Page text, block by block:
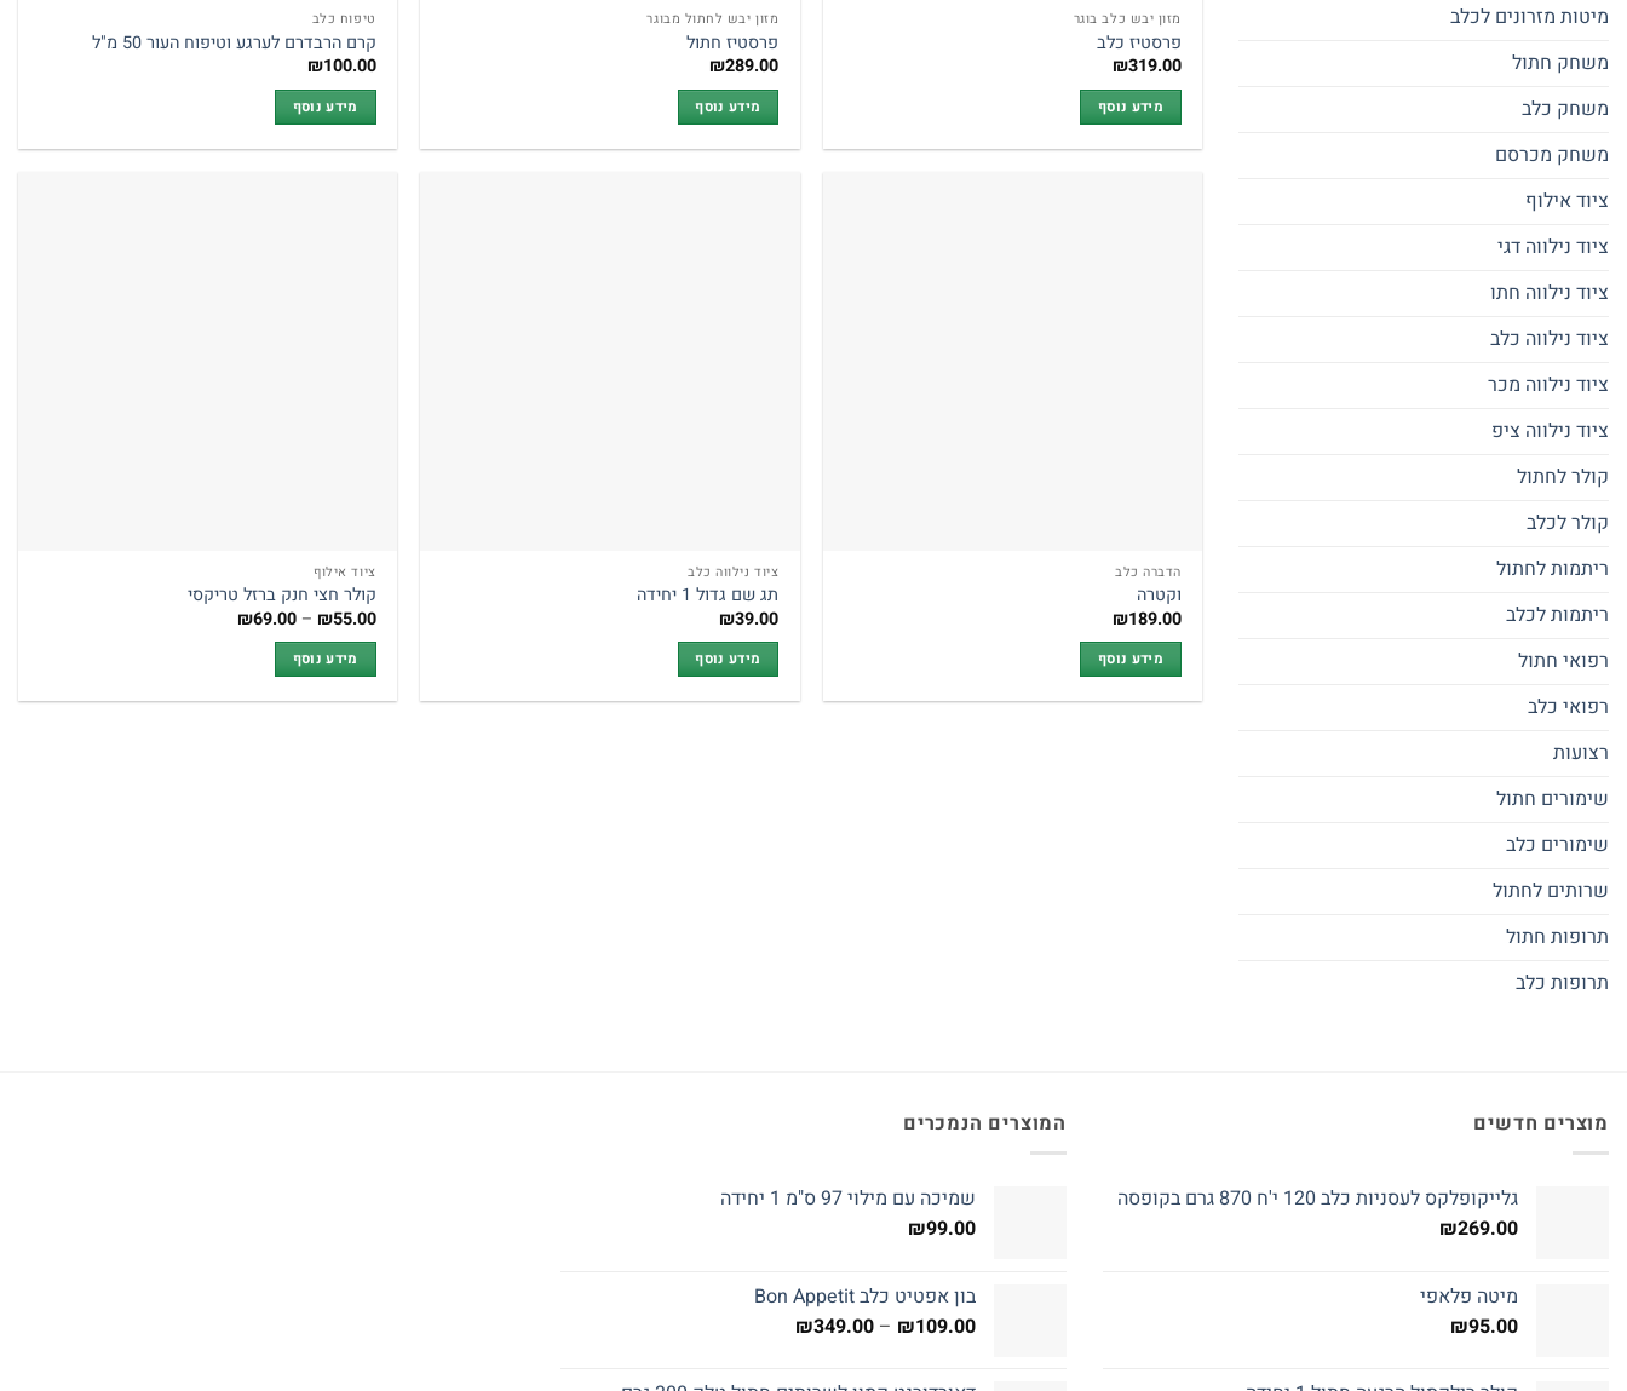
מיטות מזרונים לכלב
משחק חתול
משחק כלב
משחק מכרסם
ציוד אילוף
ציוד נילווה דגי
ציוד נילווה חתו
ציוד נילווה כלב
ציוד נילווה מכר
ציוד נילווה ציפ
קולר לחתול
קולר לכלב
ריתמות לחתול
ריתמות לכלב
רפואי חתול
רפואי כלב
רצועות
שימורים חתול
שימורים כלב
שרותים לחתול
תרופות חתול
תרופות כלב
מזון יבש כלב בוגר
פרסטיז כלב
₪319.00
מידע נוסף
מזון יבש לחתול מבוגר
פרסטיז חתול
₪289.00
מידע נוסף
טיפוח כלב
קרם הרבדרם לערגע וטיפוח העור 50 מ"ל
₪100.00
מידע נוסף
הדברה כלב
וקטרה
₪189.00
מידע נוסף
ציוד נילווה כלב
תג שם גדול 1 יחידה
₪39.00
מידע נוסף
ציוד אילוף
קולר חצי חנק ברזל טריקסי
₪55.00
–
₪69.00
מידע נוסף
מוצרים חדשים
גלייקופלקס לעסניות כלב 120 י'ח 870 גרם בקופסה
₪269.00
מיטה פלאפי
₪95.00
המוצרים הנמכרים
שמיכה עם מילוי 97 ס"מ 1 יחידה
₪99.00
בון אפטיט כלב Bon Appetit
₪109.00
–
₪349.00